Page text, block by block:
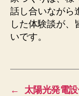
話し合いながら
した体験談が、
いです。
←
太陽光発電